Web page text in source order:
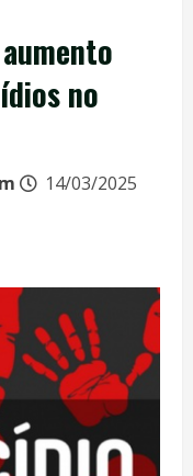
no
14/03/2025